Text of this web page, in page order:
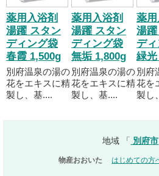
薬用入浴剤
湯躍 スタン
ディング袋
春霞 1,500g
別府温泉の湯の
花をエキスに精
製し、基....
薬用入浴剤
湯躍 スタン
ディング袋
無垢 1,800g
別府温泉の湯の
花をエキスに精
製し、基....
薬用
湯
デ
緑
別府
花を
製し
地域 「 別府市
物産おおいた はじめての方